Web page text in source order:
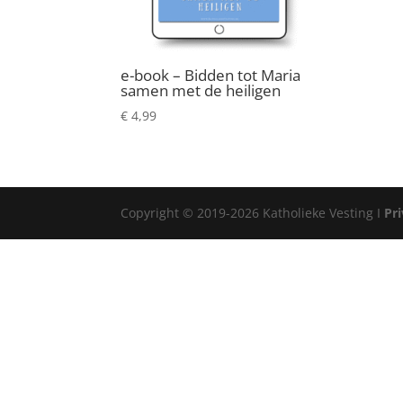
e-book – Bidden tot Maria
samen met de heiligen
€ 4,99
Copyright © 2019-2026 Katholieke Vesting I